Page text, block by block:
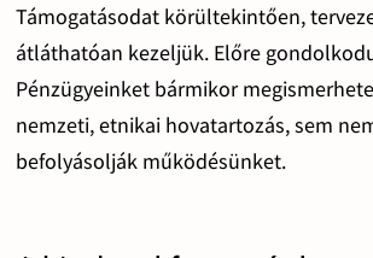
Támogatásodat körültekintően,
átláthatóan kezeljük. Előre
Pénzügyeinket bármikor
nemzeti, etnikai hovatartozás, sem
befolyásolják működésünket.